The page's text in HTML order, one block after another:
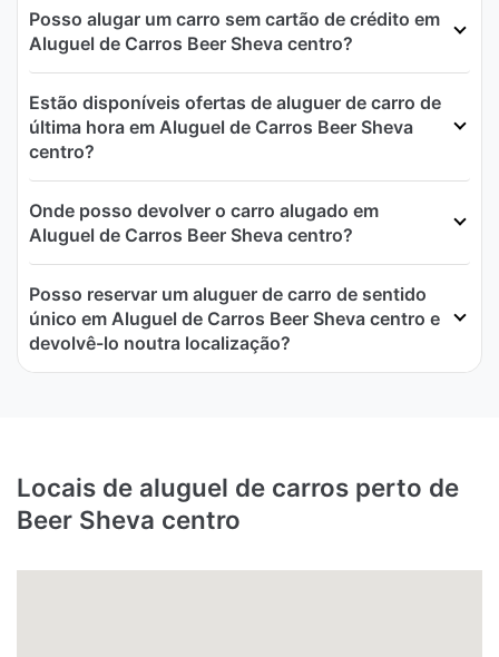
Posso alugar um carro sem cartão de crédito em
Aluguel de Carros Beer Sheva centro?
Estão disponíveis ofertas de aluguer de carro de
última hora em Aluguel de Carros Beer Sheva
centro?
Onde posso devolver o carro alugado em
Aluguel de Carros Beer Sheva centro?
Posso reservar um aluguer de carro de sentido
único em Aluguel de Carros Beer Sheva centro e
devolvê-lo noutra localização?
Locais de aluguel de carros perto de
Beer Sheva centro